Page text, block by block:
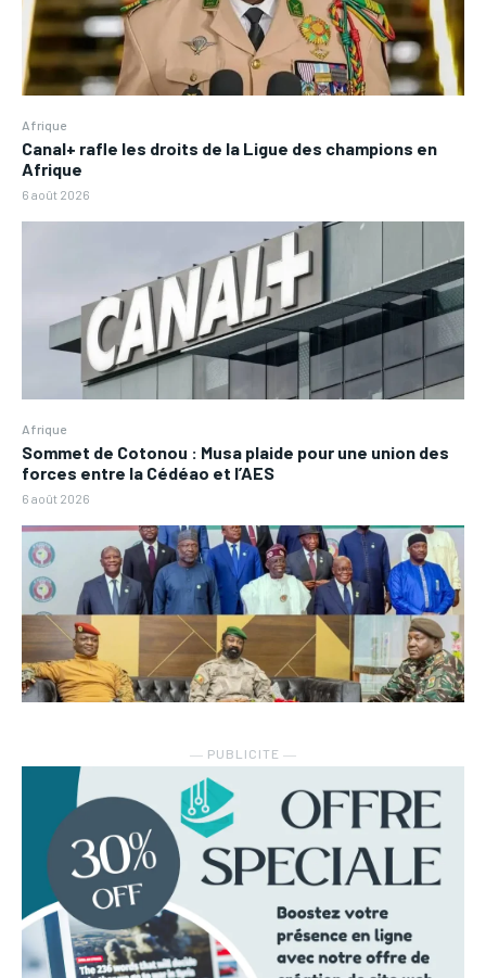
Afrique
Canal+ rafle les droits de la Ligue des champions en
Afrique
6 août 2026
Afrique
Sommet de Cotonou : Musa plaide pour une union des
forces entre la Cédéao et l’AES
6 août 2026
― PUBLICITE ―